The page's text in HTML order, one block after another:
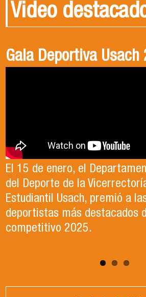
Video
Gala Deportiva Usach
El 15 de enero, el
del Deporte de la
Estudiantil Usach, premió a
deportistas más destacados
competitivo 2025.
Usach en el Territorio,
En este segundo capítulo
Proyecto Ludo Inclusión,
profesor Claudio Farías y
Pedagogía en Educación
de Ciencias Médicas de la Uni
Candidatura Director
Te invitamos a revisar el
candidato , el Dr. Celso
de Director de Escuela